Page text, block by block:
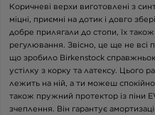
Коричневі верхи виготовлені з
міцні, приємні на дотик і довго
добре прилягали до стопи, їх
регулювання. Звісно, це ще не всі
що зробило Birkenstock
устілку з корку та латексу. Цього
лежить на ній, а ти можеш
також пружний протектор із піни
зчеплення. Він гарантує